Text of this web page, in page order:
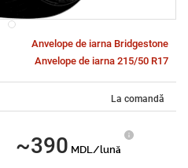
Anvelope de iarna Bridgestone
Anvelope de iarna 215/50 R17
La comandă
~390 MDL/lună